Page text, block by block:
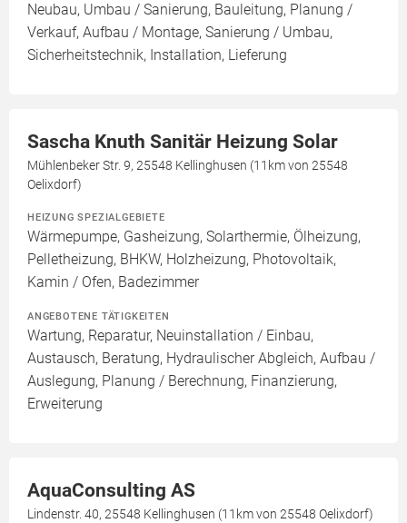
Neubau, Umbau / Sanierung, Bauleitung, Planung /
Verkauf, Aufbau / Montage, Sanierung / Umbau,
Sicherheitstechnik, Installation, Lieferung
Sascha Knuth Sanitär Heizung Solar
Mühlenbeker Str. 9, 25548 Kellinghusen (11km von 25548
Oelixdorf)
HEIZUNG SPEZIALGEBIETE
Wärmepumpe, Gasheizung, Solarthermie, Ölheizung,
Pelletheizung, BHKW, Holzheizung, Photovoltaik,
Kamin / Ofen, Badezimmer
ANGEBOTENE TÄTIGKEITEN
Wartung, Reparatur, Neuinstallation / Einbau,
Austausch, Beratung, Hydraulischer Abgleich, Aufbau /
Auslegung, Planung / Berechnung, Finanzierung,
Erweiterung
AquaConsulting AS
Lindenstr. 40, 25548 Kellinghusen (11km von 25548 Oelixdorf)